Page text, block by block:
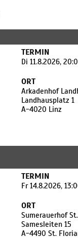
TERMIN
Di 11.8.2026,
ORT
Arkadenhof
Landhausplatz 1
A-4020 Linz
TERMIN
Fr 14.8.2026,
ORT
Sumerauerhof
Samesleiten 15
A-4490 St.